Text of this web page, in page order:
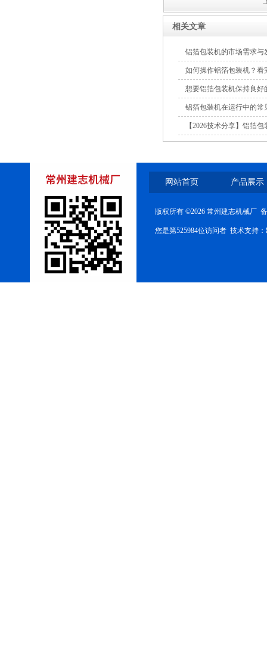
相关文章
铝箔包装机的市场需求与
如何操作铝箔包装机？看
想要铝箔包装机保持良
铝箔包装机在运行中的常
【2026技术分享】铝箔
网站首页 产品展示
版权所有 ©2026 常州建志机械厂
您是第525984位访问者 技术支持：